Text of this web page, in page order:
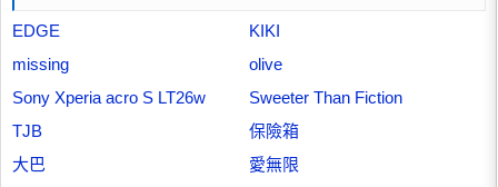
EDGE
KIKI
missing
olive
Sony Xperia acro S LT26w
Sweeter Than Fiction
TJB
保險箱
大巴
愛無限